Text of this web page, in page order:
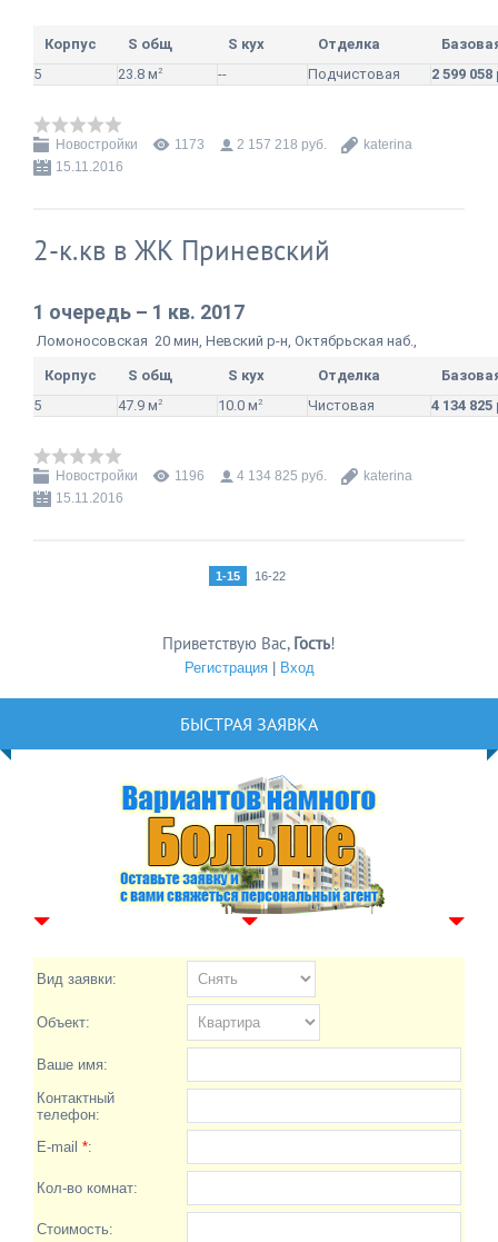
Корпус S общ S кух Отделка
5
23.8 м2 -- Подчистовая 2 599 058
Новостройки 1173 2 157 218 руб.
katerina
15.11.2016
2-к.кв в ЖК Приневский
1 очередь – 1 кв. 2017
Ломоносовская 20 мин, Невский р-н, Октябрьская наб.,
Корпус S общ S кух Отделка
5
47.9 м2 10.0 м2 Чистовая 4 134 825
Новостройки 1196 4 134 825 руб.
katerina
15.11.2016
1-15 16-22
Приветствую Вас, Гость!
Регистрация| Вход
БЫСТРАЯ ЗАЯВКА
Вид заявки:
Объект:
Ваше имя:
Контактный
телефон:
E-mail *:
Кол-во комнат:
Стоимость: